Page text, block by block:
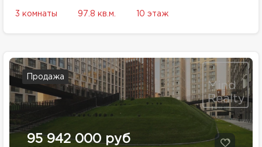
3 комнаты 97.8 кв.м. 10 этаж
Продажа
95 942 000 руб